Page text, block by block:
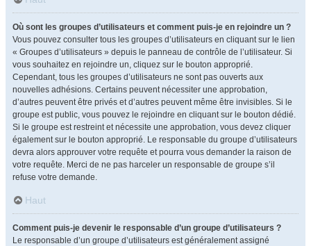
Où sont les groupes d’utilisateurs et comment puis-je en rejoindre un ?
Vous pouvez consulter tous les groupes d’utilisateurs en cliquant sur le lien
« Groupes d’utilisateurs » depuis le panneau de contrôle de l’utilisateur. Si
vous souhaitez en rejoindre un, cliquez sur le bouton approprié.
Cependant, tous les groupes d’utilisateurs ne sont pas ouverts aux
nouvelles adhésions. Certains peuvent nécessiter une approbation,
d’autres peuvent être privés et d’autres peuvent même être invisibles. Si le
groupe est public, vous pouvez le rejoindre en cliquant sur le bouton dédié.
Si le groupe est restreint et nécessite une approbation, vous devez cliquer
également sur le bouton approprié. Le responsable du groupe d’utilisateurs
devra alors approuver votre requête et pourra vous demander la raison de
votre requête. Merci de ne pas harceler un responsable de groupe s’il
refuse votre demande.
Haut
Comment puis-je devenir le responsable d’un groupe d’utilisateurs ?
Le responsable d’un groupe d’utilisateurs est généralement assigné